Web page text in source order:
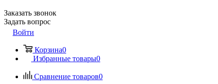
Заказать звонок
Задать вопрос
Войти
Корзина0
Избранные товары0
Сравнение товаров0